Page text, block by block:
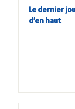
Le dernier
d’en haut